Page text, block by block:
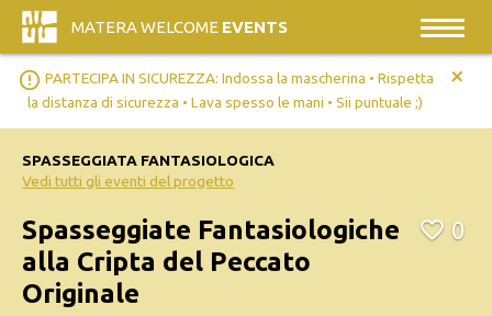
MATERA WELCOME EVENTS
error_outline PARTECIPA IN SICUREZZA: Indossa la mascherina • Rispetta
la distanza di sicurezza • Lava spesso le mani • Sii puntuale ;)
+
SPASSEGGIATA FANTASIOLOGICA
Vedi tutti gli eventi del progetto
Spasseggiate Fantasiologiche
alla Cripta del Peccato
Originale
0